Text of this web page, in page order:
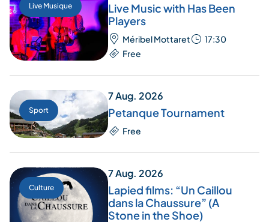
Live Musique
Live Music with Has Been
Players
Méribel Mottaret
17:30
Free
Sport
7 Aug. 2026
Petanque Tournament
Free
Culture
7 Aug. 2026
Lapied films: “Un Caillou
dans la Chaussure” (A
Stone in the Shoe)